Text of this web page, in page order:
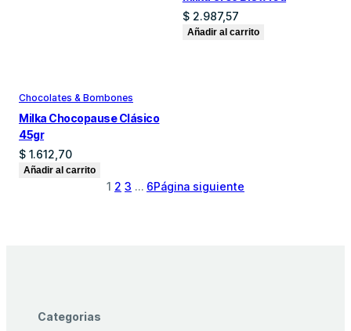
Chocolates & Bombones
Milka Chocopause Clásico
45gr
$ 1.612,70
Añadir al carrito
$2.987,57
Añadir al carrito
1 2 3 … 6Página siguiente
Categorias